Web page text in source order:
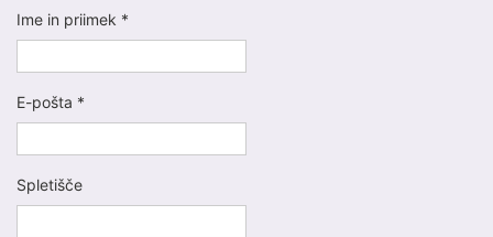
Ime in priimek *
E-pošta *
Spletišče